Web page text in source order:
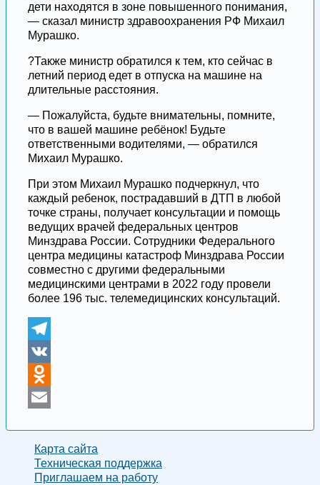
дети находятся в зоне повышенного понимания,
— сказал министр здравоохранения РФ Михаил
Мурашко.
?Также министр обратился к тем, кто сейчас в
летний период едет в отпуска на машине на
длительные расстояния.
— Пожалуйста, будьте внимательны, помните,
что в вашей машине ребёнок! Будьте
ответственными водителями, — обратился
Михаил Мурашко.
При этом Михаил Мурашко подчеркнул, что
каждый ребенок, пострадавший в ДТП в любой
точке страны, получает консультации и помощь
ведущих врачей федеральных центров
Минздрава России. Сотрудники Федерального
центра медицины катастроф Минздрава России
совместно с другими федеральными
медицинскими центрами в 2022 году провели
более 196 тыс. телемедицинских консультаций.
Telegram
VK
Odnoklassniki
Карта сайта
Техническая поддержка
Приглашаем на работу